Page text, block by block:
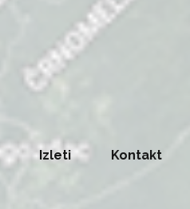
Izleti Kontakt